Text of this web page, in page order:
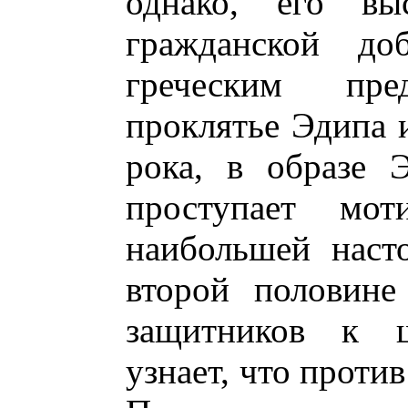
гражданской
греческим
проклятье Эдипа
рока, в образе
проступает
наибольшей
второй
защитников к
узнает, что